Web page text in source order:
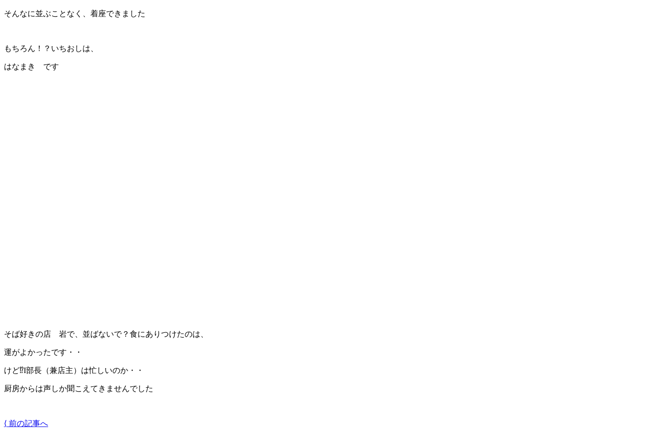
そんなに並ぶことなく、着座できました
もちろん！？いちおしは、
はなまき です
そば好きの店 岩で、並ばないで？食にありつけたのは、
運がよかったです・・
けど⁉I部長（兼店主）は忙しいのか・・
厨房からは声しか聞こえてきませんでした
⟨ 前の記事へ